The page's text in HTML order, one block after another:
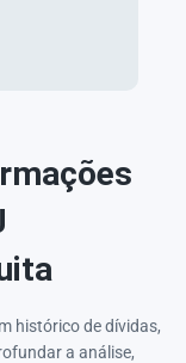
histórico de dívidas,
a análise,